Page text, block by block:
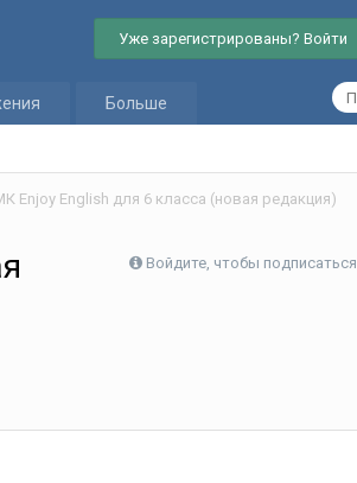
Уже зарегистрированы? Войти
Больше
Enjoy English для 6 класса (новая редакция)
Войдите, чтобы подписаться